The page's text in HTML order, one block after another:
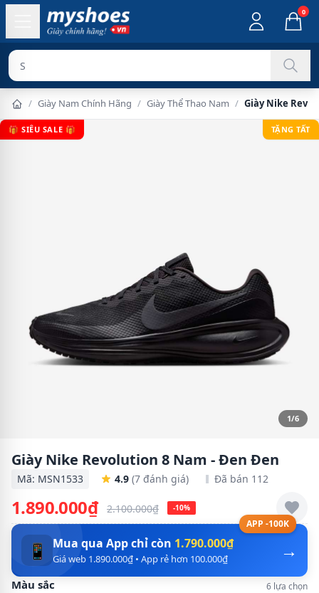
0
Sản phẩm ch
/ Giày Nam Chính Hãng / Giày Thể Thao Nam / Giày Nike
🎁 SIÊU SALE 🎁 TẶNG TẤT
1/6
Giày Nike Revolution 8 Nam - Đen Đen
Mã: MSN1533 4.9 (7 đánh giá) Đã bán 112
1.890.000₫ 2.100.000₫ -10%
APP -100K
→
📱 Mua qua App chỉ còn 1.790.000₫
Giá web 1.890.000₫ • App rẻ hơn 100.000₫
Màu sắc 6 lựa chọn